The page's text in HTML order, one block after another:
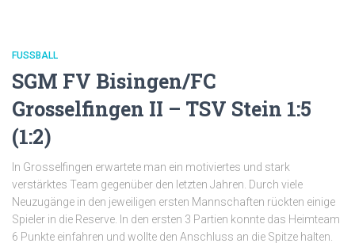
FUSSBALL
SGM FV Bisingen/FC
Grosselfingen II – TSV Stein 1:5
(1:2)
In Grosselfingen erwartete man ein motiviertes und stark
verstärktes Team gegenüber den letzten Jahren. Durch viele
Neuzugänge in den jeweiligen ersten Mannschaften rückten einige
Spieler in die Reserve. In den ersten 3 Partien konnte das Heimteam
6 Punkte einfahren und wollte den Anschluss an die Spitze halten.